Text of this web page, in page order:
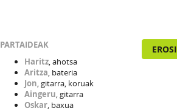
PARTAIDEAK
Haritz, ahotsa
Aritza, bateria
Jon, gitarra, koruak
Aingeru, gitarra
Oskar, baxua
EROSI